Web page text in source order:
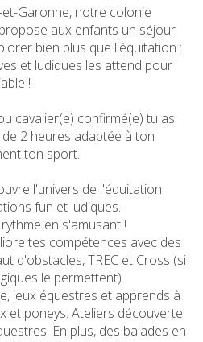
Garonne, notre colonie
aux enfants un séjour
bien plus que l'équitation :
et ludiques les attend pour
!
cavalier(e) confirmé(e) tu as
2 heures adaptée à ton
ton sport.
l'univers de l'équitation
fun et ludiques.
en s'amusant !
tes compétences avec des
d'obstacles, TREC et Cross (si
le permettent).
jeux équestres et apprends à
et poneys. Ateliers découverte
En plus, des balades en